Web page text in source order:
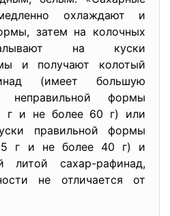
охлаждают и
затем на колочных
на куски
и получают колотый
(имеет большую
неправильной формы
г и не более 60 г) или
правильной формы
5 г и не более 40 г) и
литой сахар-рафинад,
не отличается от